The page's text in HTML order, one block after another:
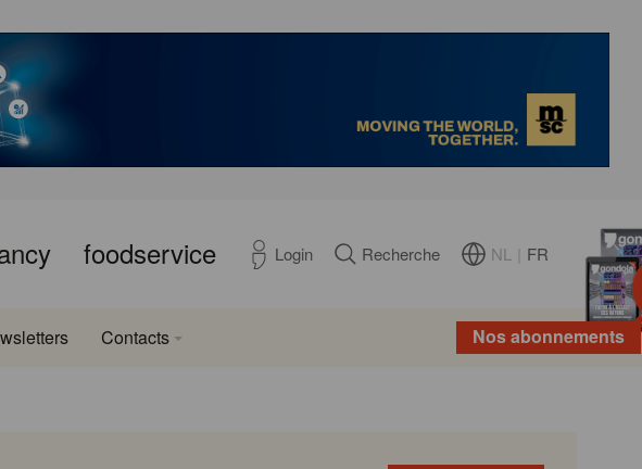
foodservice Login Recherche NL FR
Nos abonnements
Contacts